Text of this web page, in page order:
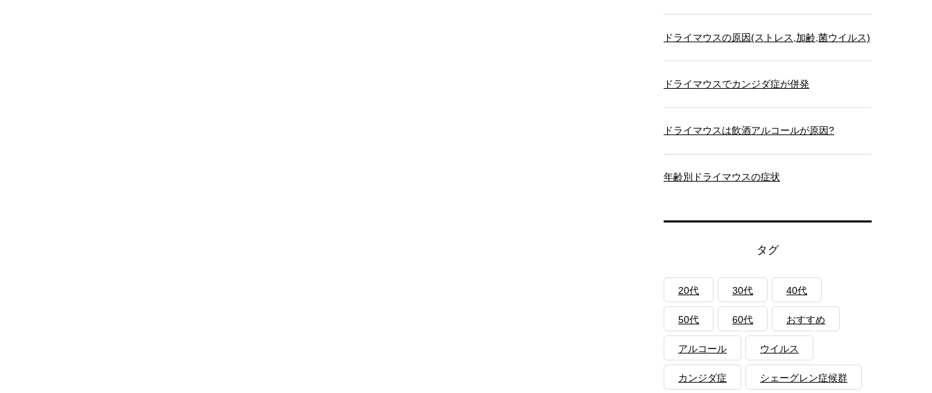
ドライマウスの原因(ストレス,加齢,菌ウイルス)
ドライマウスでカンジダ症が併発
ドライマウスは飲酒アルコールが原因?
年齢別ドライマウスの症状
タグ
20代 30代 40代
50代 60代 おすすめ
アルコール ウイルス
カンジダ症 シェーグレン症候群